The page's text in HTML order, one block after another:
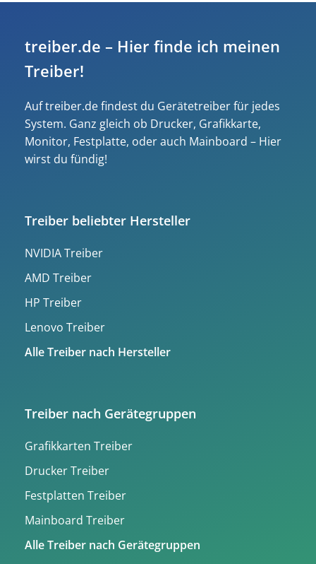
treiber.de – Hier finde ich meinen
Treiber!
Auf treiber.de findest du Gerätetreiber für jedes
System. Ganz gleich ob Drucker, Grafikkarte,
Monitor, Festplatte, oder auch Mainboard – Hier
wirst du fündig!
Treiber beliebter Hersteller
NVIDIA Treiber
AMD Treiber
HP Treiber
Lenovo Treiber
Alle Treiber nach Hersteller
Treiber nach Gerätegruppen
Grafikkarten Treiber
Drucker Treiber
Festplatten Treiber
Mainboard Treiber
Alle Treiber nach Gerätegruppen